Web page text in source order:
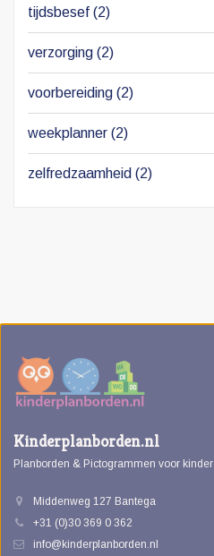
tijdsbesef (2)
verzorging (2)
voorbereiding (2)
weekplanner (2)
zelfredzaamheid (2)
Kinderplanborden.nl
Planborden & Pictogrammen voor
Middenweg 127 Bantega
+31 (0)30 369 0 362
info@kinderplanborden.nl